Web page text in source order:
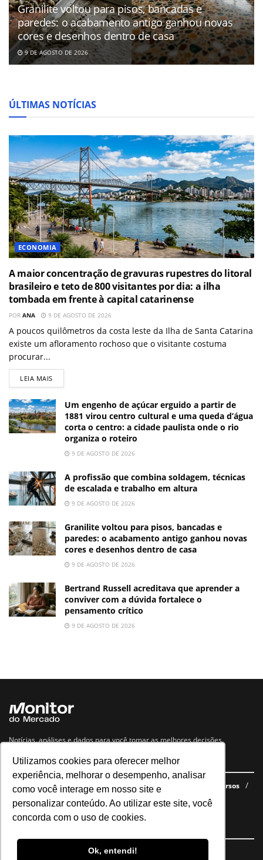
Utilizamos cookies para oferecer melhor
experiência, melhorar o desempenho, analisar
como você interage em nosso site e
personalizar conteúdo. Ao utilizar este site, você
concorda com o uso de cookies.
Ok, entendi!
Granilite voltou para pisos, bancadas e
paredes: o acabamento antigo ganhou novas
cores e desenhos dentro de casa
9 DE AGOSTO DE 2026
ÚLTIMAS NOTÍCIAS
ECONOMIA
A maior concentração de gravuras rupestres do litoral
brasileiro e teto de 800 visitantes por dia: a ilha
tombada em frente à capital catarinense
POR ANA 9 DE AGOSTO DE 2026
A poucos quilômetros da costa leste da Ilha de Santa Catarina
existe um afloramento rochoso que o visitante costuma
procurar...
LEIA MAIS
Um engenho de açúcar erguido a partir de
1881 virou centro cultural e uma queda d’água
corta o centro: a cidade paulista onde o rio
organiza o roteiro
9 DE AGOSTO DE 2026
A profissão que combina soldagem, técnicas
de escalada e trabalho em altura
9 DE AGOSTO DE 2026
Granilite voltou para pisos, bancadas e
paredes: o acabamento antigo ganhou novas
cores e desenhos dentro de casa
9 DE AGOSTO DE 2026
Bertrand Russell acreditava que aprender a
conviver com a dúvida fortalece o
pensamento crítico
9 DE AGOSTO DE 2026
Notícias, análises e dados para você tomar as melhores decisões.
Navegue no site
Últimas notícias Quem somos E-books gratuitos
Cursos
Política de privacidade